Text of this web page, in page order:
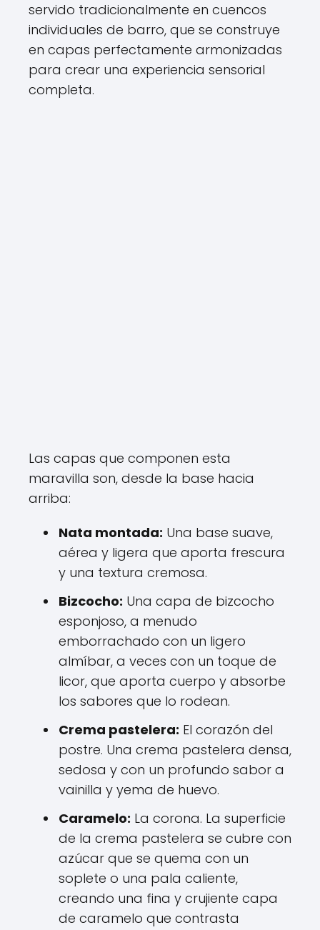
servido tradicionalmente en cuencos
individuales de barro, que se construye
en capas perfectamente armonizadas
para crear una experiencia sensorial
completa.
Las capas que componen esta
maravilla son, desde la base hacia
arriba:
Nata montada: Una base suave,
aérea y ligera que aporta frescura
y una textura cremosa.
Bizcocho: Una capa de bizcocho
esponjoso, a menudo
emborrachado con un ligero
almíbar, a veces con un toque de
licor, que aporta cuerpo y absorbe
los sabores que lo rodean.
Crema pastelera: El corazón del
postre. Una crema pastelera densa,
sedosa y con un profundo sabor a
vainilla y yema de huevo.
Caramelo: La corona. La superficie
de la crema pastelera se cubre con
azúcar que se quema con un
soplete o una pala caliente,
creando una fina y crujiente capa
de caramelo que contrasta